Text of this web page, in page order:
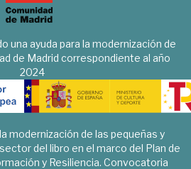
una ayuda para la modernización de
de Madrid correspondiente al año
2024
modernización de las pequeñas y
del libro en el marco del Plan de
y Resiliencia. Convocatoria